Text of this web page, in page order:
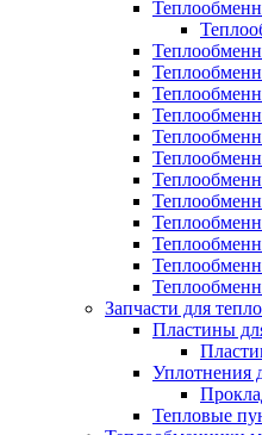
Запчасти для
Пластины
Уплотнения
Тепловые